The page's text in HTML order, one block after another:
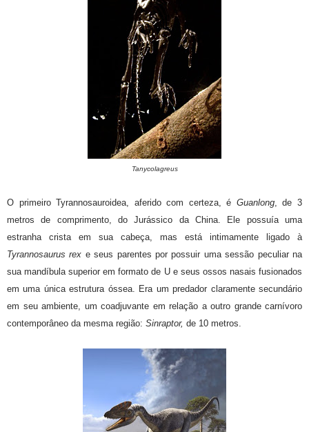
Tanycolagreus
O primeiro Tyrannosauroidea, aferido com certeza, é Guanlong, de 3
metros de comprimento, do Jurássico da China. Ele possuía uma
estranha crista em sua cabeça, mas está intimamente ligado à
Tyrannosaurus rex e seus parentes por possuir uma sessão peculiar na
sua mandíbula superior em formato de U e seus ossos nasais fusionados
em uma única estrutura óssea. Era um predador claramente secundário
em seu ambiente, um coadjuvante em relação a outro grande carnívoro
contemporâneo da mesma região: Sinraptor, de 10 metros.